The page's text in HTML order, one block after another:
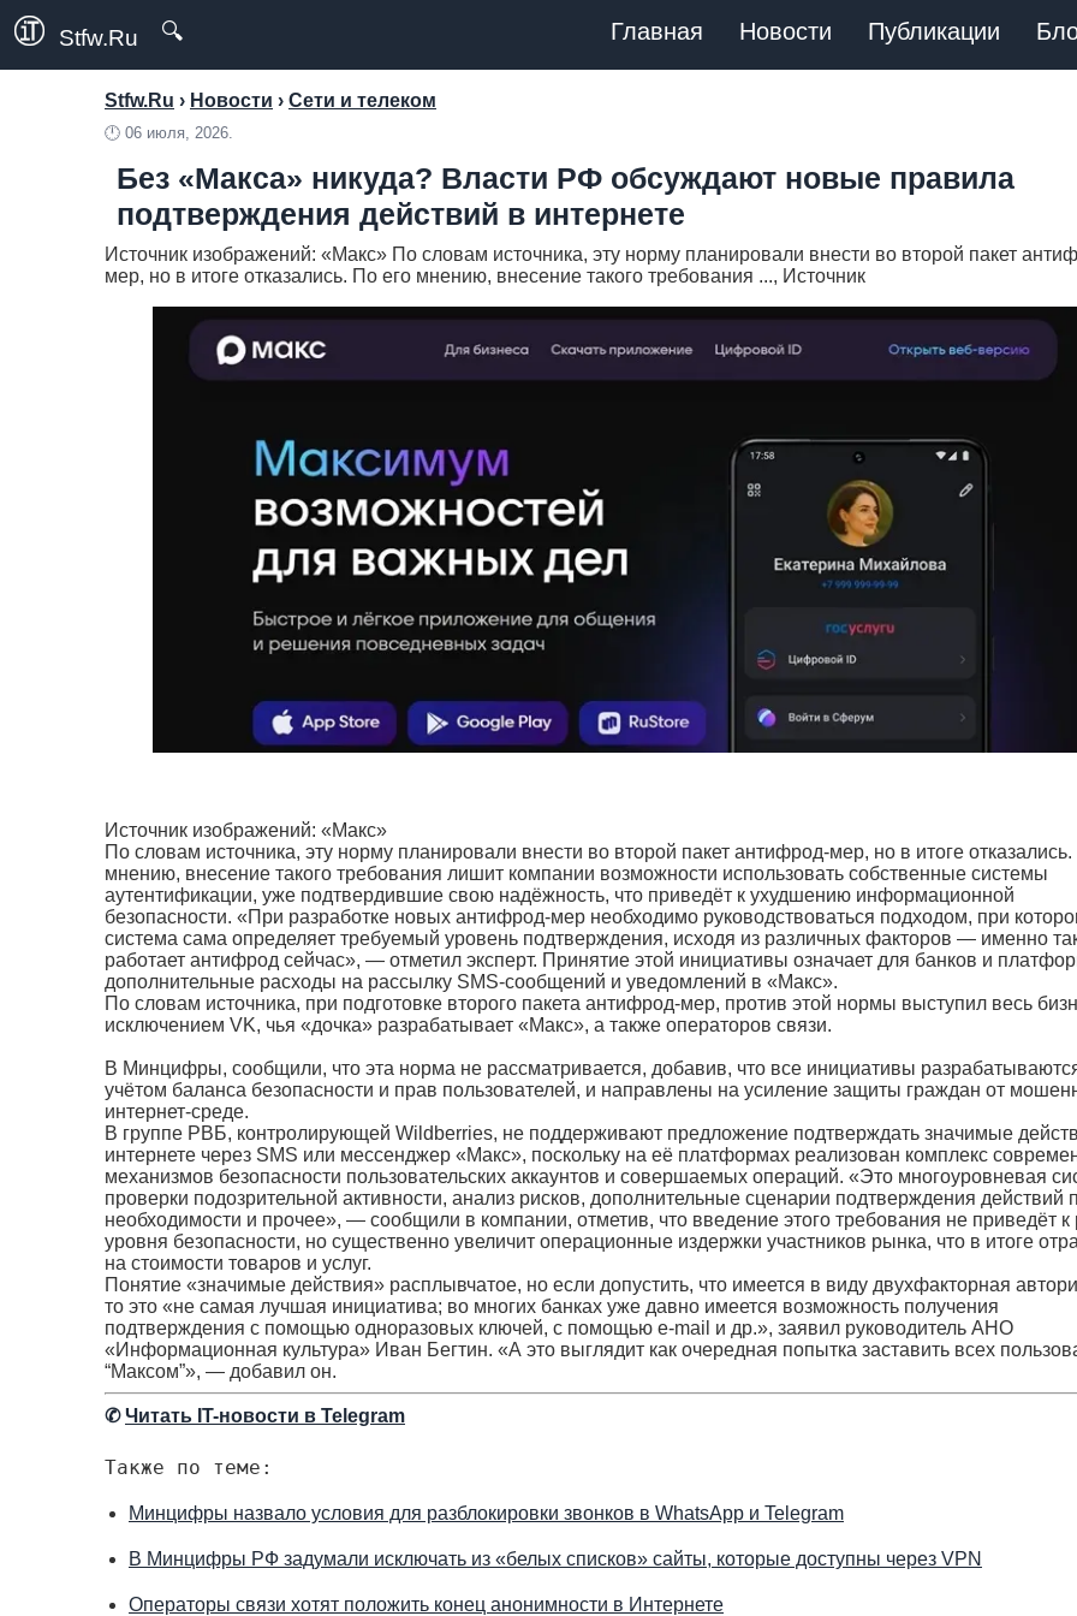
Stfw.Ru 🔍 Главная Новости Публикации
Stfw.Ru › Новости › Сети и телеком
🕛 06 июля, 2026.
Без «Макса» никуда? Власти РФ обсуждают новые правила
подтверждения действий в интернете
Источник изображений: «Макс» По словам источника, эту норму планировали внести во второй пакет
мер, но в итоге отказались. По его мнению, внесение такого требования ..., Источник
Источник изображений: «Макс»
По словам источника, эту норму планировали внести во второй пакет антифрод-мер, но в итоге
мнению, внесение такого требования лишит компании возможности использовать собственные системы
аутентификации, уже подтвердившие свою надёжность, что приведёт к ухудшению информационной
безопасности. «При разработке новых антифрод-мер необходимо руководствоваться подходом, при
система сама определяет требуемый уровень подтверждения, исходя из различных факторов — именно
работает антифрод сейчас», — отметил эксперт. Принятие этой инициативы означает для банков и
дополнительные расходы на рассылку SMS-сообщений и уведомлений в «Макс».
По словам источника, при подготовке второго пакета антифрод-мер, против этой нормы выступил весь
исключением VK, чья «дочка» разрабатывает «Макс», а также операторов связи.
В Минцифры, сообщили, что эта норма не рассматривается, добавив, что все инициативы
учётом баланса безопасности и прав пользователей, и направлены на усиление защиты граждан от
интернет-среде.
В группе РВБ, контролирующей Wildberries, не поддерживают предложение подтверждать значимые
интернете через SMS или мессенджер «Макс», поскольку на её платформах реализован комплекс
механизмов безопасности пользовательских аккаунтов и совершаемых операций. «Это многоуровневая
проверки подозрительной активности, анализ рисков, дополнительные сценарии подтверждения действий
необходимости и прочее», — сообщили в компании, отметив, что введение этого требования не приведёт к
уровня безопасности, но существенно увеличит операционные издержки участников рынка, что в итоге
на стоимости товаров и услуг.
Понятие «значимые действия» расплывчатое, но если допустить, что имеется в виду двухфакторная
то это «не самая лучшая инициатива; во многих банках уже давно имеется возможность получения
подтверждения с помощью одноразовых ключей, с помощью e-mail и др.», заявил руководитель АНО
«Информационная культура» Иван Бегтин. «А это выглядит как очередная попытка заставить всех
“Максом”», — добавил он.
✆Читать IT-новости в Telegram
Также по теме:
Минцифры назвало условия для разблокировки звонков в WhatsApp и Telegram
В Минцифры РФ задумали исключать из «белых списков» сайты, которые доступны через VPN
Операторы связи хотят положить конец анонимности в Интернете